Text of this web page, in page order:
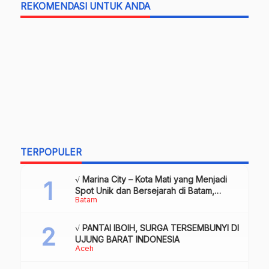
REKOMENDASI UNTUK ANDA
TERPOPULER
Batam
√ Marina City – Kota Mati yang Menjadi
Spot Unik dan Bersejarah di Batam,
Review & Info
Aceh
√ PANTAI IBOIH, SURGA TERSEMBUNYI DI
UJUNG BARAT INDONESIA